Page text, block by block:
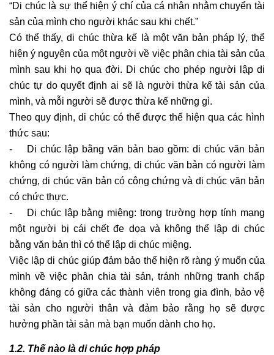
“Di chúc là sự thể hiện ý chí của cá nhân nhằm chuyển tài
sản của mình cho người khác sau khi chết.”
Có thể thấy, di chúc thừa kế là một văn bản pháp lý, thể
hiện ý nguyện của một người về việc phân chia tài sản của
mình sau khi họ qua đời. Di chúc cho phép người lập di
chúc tự do quyết định ai sẽ là người thừa kế tài sản của
mình, và mỗi người sẽ được thừa kế những gì.
Theo quy định, di chúc có thể được thể hiện qua các hình
thức sau:
- Di chúc lập bằng văn bản bao gồm: di chúc văn bản
không có người làm chứng, di chúc văn bản có người làm
chứng, di chúc văn bản có công chứng và di chúc văn bản
có chức thực.
- Di chúc lập bằng miệng: trong trường hợp tính mạng
một người bị cái chết đe dọa và không thể lập di chúc
bằng văn bản thì có thể lập di chúc miệng.
Việc lập di chúc giúp đảm bảo thể hiện rõ ràng ý muốn của
mình về việc phân chia tài sản, tránh những tranh chấp
không đáng có giữa các thành viên trong gia đình, bảo vệ
tài sản cho người thân và đảm bảo rằng họ sẽ được
hưởng phần tài sản mà bạn muốn dành cho họ.
1.2. Thế nào là di chúc hợp pháp